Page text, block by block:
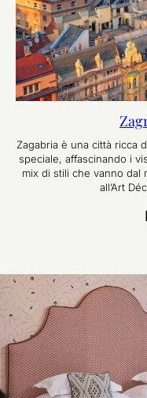
Zagabria è una città ricca
speciale, affascinando i
mix di stili che vanno dal
all’Art